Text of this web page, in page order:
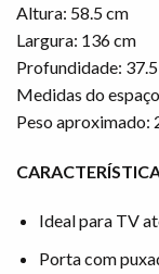
Altura: 58.5 cm
Largura: 136 cm
Profundidade:
Medidas do
Peso aproximado:
Ideal para TV
Porta com